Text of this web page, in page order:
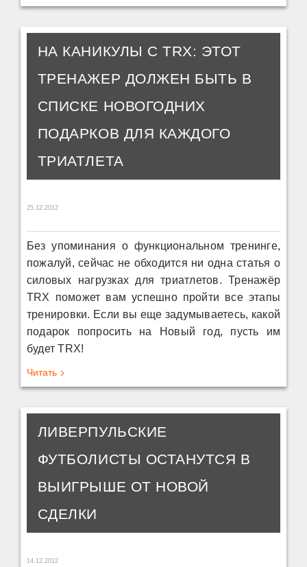
НА КАНИКУЛЫ С TRX: ЭТОТ
ТРЕНАЖЕР ДОЛЖЕН БЫТЬ В
СПИСКЕ НОВОГОДНИХ
ПОДАРКОВ ДЛЯ КАЖДОГО
ТРИАТЛЕТА
25.12.2012
Без упоминания о функциональном тренинге,
пожалуй, сейчас не обходится ни одна статья о
силовых нагрузках для триатлетов. Тренажёр
TRX поможет вам успешно пройти все этапы
тренировки. Если вы еще задумываетесь, какой
подарок попросить на Новый год, пусть им
будет TRX!
Читать >
ЛИВЕРПУЛЬСКИЕ
ФУТБОЛИСТЫ ОСТАНУТСЯ В
ВЫИГРЫШЕ ОТ НОВОЙ
СДЕЛКИ
14.12.2012